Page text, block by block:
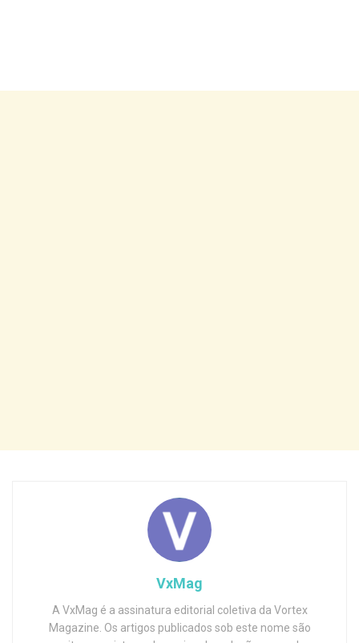
VxMag
A VxMag é a assinatura editorial coletiva da Vortex
Magazine. Os artigos publicados sob este nome são